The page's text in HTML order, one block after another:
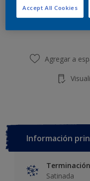
3,6 L
Agregar a
Información
Terminación
Satinada
Accept All Cookies